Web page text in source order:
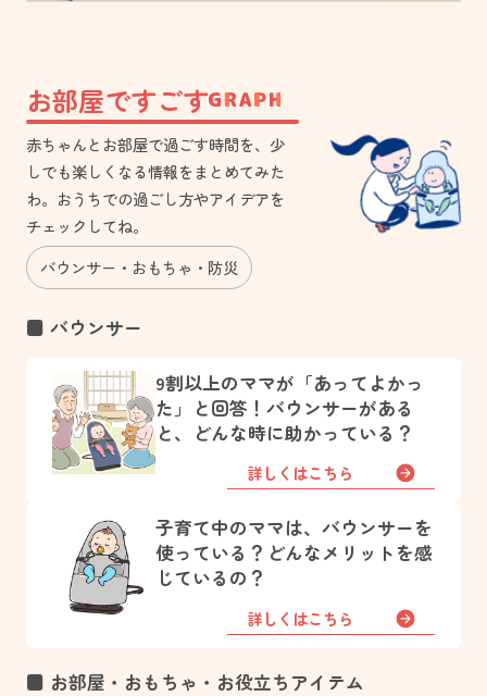
お部屋ですごす
赤ちゃんとお部屋で過ごす時間を、少
しでも楽しくなる情報をまとめてみた
わ。おうちでの過ごし方やアイデアを
チェックしてね。
バウンサー
おもちゃ 防災
■ バウンサー
9割以上のママが「あってよかっ
た」と回答！バウンサーがある
と、どんな時に助かっている？
詳しくはこちら
子育て中のママは、バウンサーを
使っている？どんなメリットを感
じているの？
詳しくはこちら
■ お部屋・おもちゃ・お役立ちアイテム